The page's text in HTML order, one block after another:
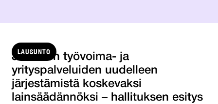
LAUSUNTO
Julkisten työvoima- ja
yrityspalveluiden uudelleen
järjestämistä koskevaksi
lainsäädännöksi – hallituksen esitys